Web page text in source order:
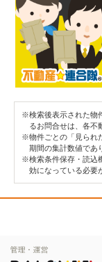
※検索後表示された物
るお問合せは、各不
※物件ごとの「見られ
期間の集計数値であ
※検索条件保存・読込
効になっている必要